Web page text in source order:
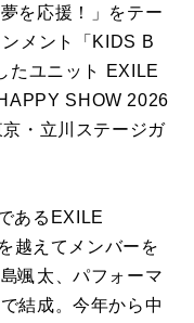
を応援！」をテー
メント「KIDS B
たユニット EXILE
SHOW 2026
・立川ステージガ
あるEXILE
越えてメンバーを
颯太、パフォーマ
結成。今年から中